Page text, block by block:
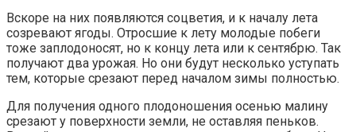
Вскоре на них появляются соцветия, и к началу лета
созревают ягоды. Отросшие к лету молодые побеги
тоже заплодоносят, но к концу лета или к сентябрю. Так
получают два урожая. Но они будут несколько уступать
тем, которые срезают перед началом зимы полностью.
Для получения одного плодоношения осенью малину
срезают у поверхности земли, не оставляя пеньков.